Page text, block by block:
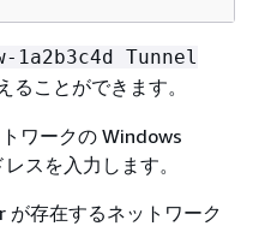
1a2b3c4d Tunnel
ことができます。
ワークの Windows
スを入力します。
が存在するネットワーク